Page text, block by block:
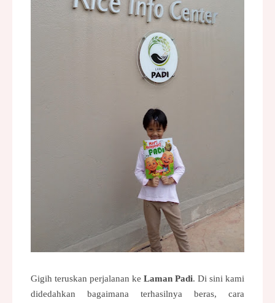
Gigih teruskan perjalanan ke Laman Padi. Di sini kami
didedahkan bagaimana terhasilnya beras, cara